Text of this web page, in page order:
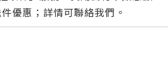
優惠；詳情可聯絡我們。